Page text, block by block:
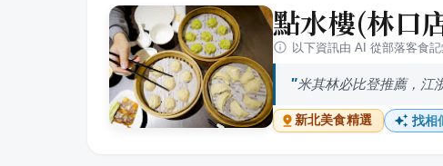
點水樓(林口
以下資訊由 AI 從部落客食
米其林必比登推薦，江
新北美食精選 找相